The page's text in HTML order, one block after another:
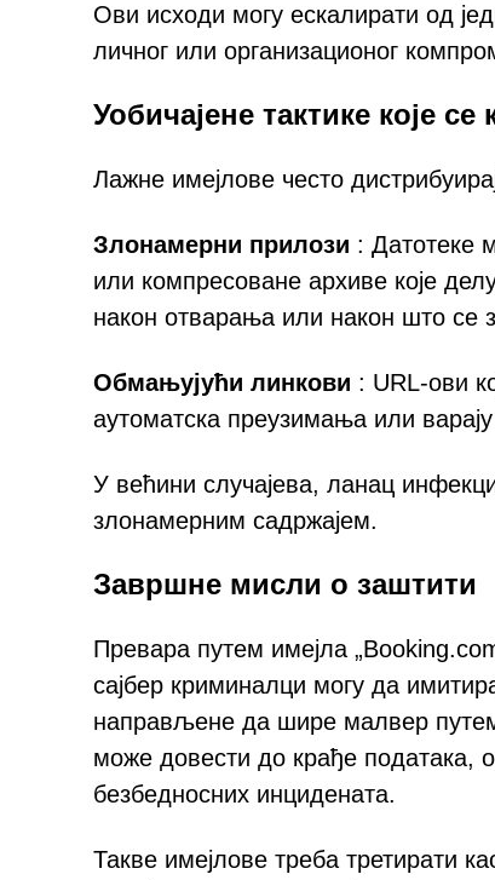
Ови исходи могу ескалирати од
личног или организационог
Уобичајене тактике које
Лажне имејлове често
Злонамерни прилози : Датотеке
или компресоване архиве које
након отварања или након што се
Обмањујући линкови : URL-ови
аутоматска преузимања или
У већини случајева, ланац
злонамерним садржајем.
Завршне мисли о заштити
Превара путем имејла
сајбер криминалци могу да
направљене да шире малвер
може довести до крађе података,
безбедносних инцидената.
Такве имејлове треба третирати